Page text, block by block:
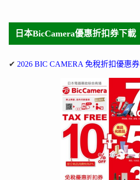
日本BicCamera優惠折扣券下載
✔ 2026 BIC CAMERA 免稅折扣優惠券